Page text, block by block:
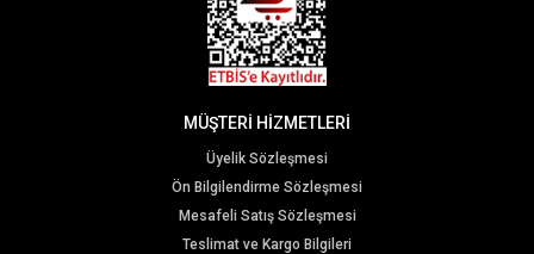
MÜŞTERİ HİZMETLERİ
Üyelik Sözleşmesi
Ön Bilgilendirme Sözleşmesi
Mesafeli Satış Sözleşmesi
Teslimat ve Kargo Bilgileri